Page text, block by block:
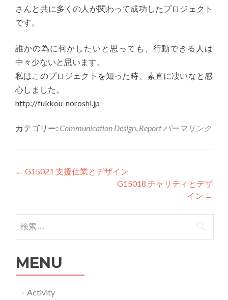
さんと共に多くの人が関わって成功したプロジェクト
です。
誰かの為に何かしたいと思っても、行動できる人は
中々少ないと思います。
私はこのプロジェクトを知った時、素直に凄いなと感
心しました。
http://fukkou-noroshi.jp
カテゴリー: Communication Design, Report パーマリンク
投稿ナビゲーション
← G15021 支援仕業とデザイン
G15018 チャリティとデザ
イン →
検索:
MENU
Activity